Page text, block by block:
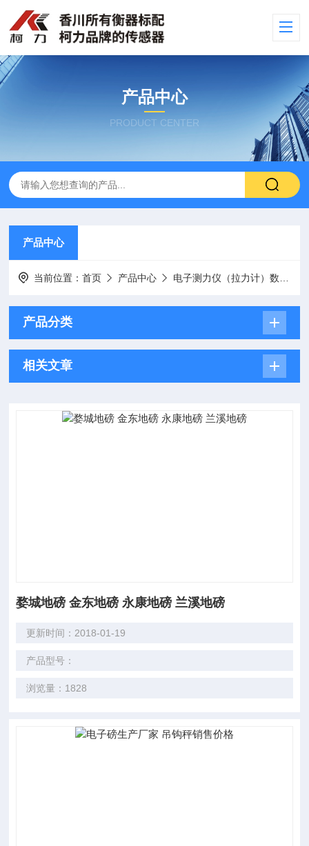
产品中心
PRODUCT CENTER
产品中心
当前位置：首页 产品中心 电子测力仪（拉力计）数显测试仪
产品分类
相关文章
婺城地磅 金东地磅 永康地磅 兰溪地磅
更新时间：2018-01-19
产品型号：
浏览量：1828